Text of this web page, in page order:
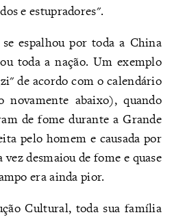
e estupradores".
espalhou por toda a China
toda a nação. Um exemplo
de acordo com o calendário
abaixo), quando
de fome durante a Grande
pelo homem e causada por
desmaiou de fome e quase
era ainda pior.
Cultural, toda sua família